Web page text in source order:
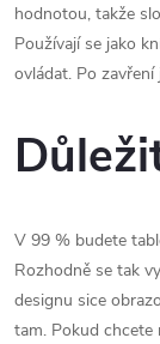
hodnotou, takže
Používají se jako
ovládat. Po
V 99 % budete
Rozhodně se tak
designu sice
tam. Pokud